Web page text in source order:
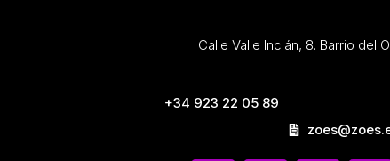
Calle Valle Inclán, 8. Barrio del
+34 923 22 05 89